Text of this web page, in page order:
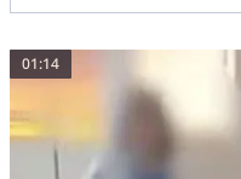
01:14